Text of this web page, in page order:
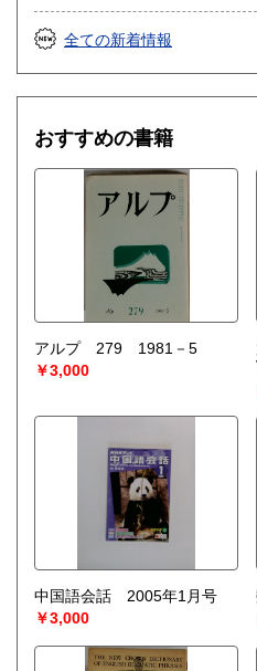
全ての新着情報
おすすめの書籍
アルプ 279 1981－5
￥3,000
中国語会話 2005年1月号
￥3,000